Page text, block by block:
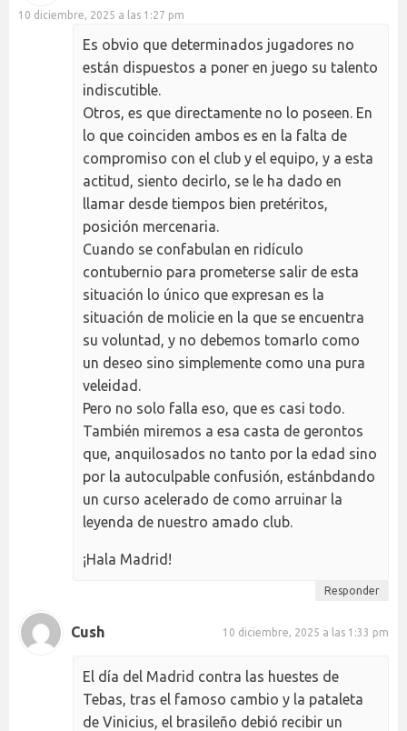
10 diciembre, 2025 a las 1:27 pm
Es obvio que determinados jugadores no
están dispuestos a poner en juego su talento
indiscutible.
Otros, es que directamente no lo poseen. En
lo que coinciden ambos es en la falta de
compromiso con el club y el equipo, y a esta
actitud, siento decirlo, se le ha dado en
llamar desde tiempos bien pretéritos,
posición mercenaria.
Cuando se confabulan en ridículo
contubernio para prometerse salir de esta
situación lo único que expresan es la
situación de molicie en la que se encuentra
su voluntad, y no debemos tomarlo como
un deseo sino simplemente como una pura
veleidad.
Pero no solo falla eso, que es casi todo.
También miremos a esa casta de gerontos
que, anquilosados no tanto por la edad sino
por la autoculpable confusión, estánbdando
un curso acelerado de como arruinar la
leyenda de nuestro amado club.
¡Hala Madrid!
Responder
Cush 10 diciembre, 2025 a las 1:33 pm
El día del Madrid contra las huestes de
Tebas, tras el famoso cambio y la pataleta
de Vinicius, el brasileño debió recibir un